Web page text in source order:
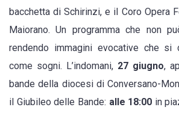
bacchetta di Schirinzi, e il Coro Opera
Maiorano. Un programma che non
rendendo immagini evocative che si
come sogni. L’indomani, 27 giugno,
bande della diocesi di Conversano-
il Giubileo delle Bande: alle 18:00 in